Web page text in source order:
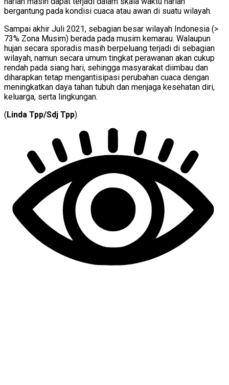
bergantung pada kondisi cuaca atau awan di suatu wilayah.
Sampai akhir Juli 2021, sebagian besar wilayah Indonesia (>
73% Zona Musim) berada pada musim kemarau. Walaupun
hujan secara sporadis masih berpeluang terjadi di sebagian
wilayah, namun secara umum tingkat perawanan akan cukup
rendah pada siang hari, sehingga masyarakat diimbau dan
diharapkan tetap mengantisipasi perubahan cuaca dengan
meningkatkan daya tahan tubuh dan menjaga kesehatan diri,
keluarga, serta lingkungan.
(Linda Tpp/Sdj Tpp)